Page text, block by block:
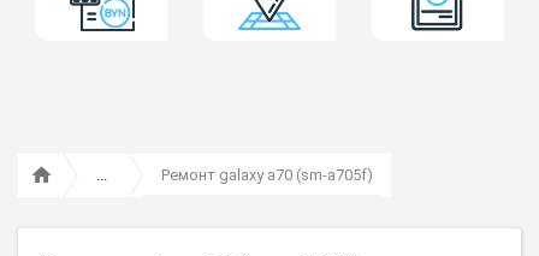
Ремонт galaxy a70 (sm-a705f)